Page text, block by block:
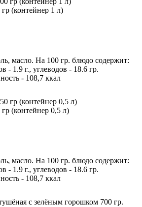
(контейнер 1 л)
масло. На 100 гр. блюдо содержит:
- 1.9 г., углеводов - 18.6 гр.
- 108,7 ккал
(контейнер 0,5 л)
масло. На 100 гр. блюдо содержит:
- 1.9 г., углеводов - 18.6 гр.
- 108,7 ккал